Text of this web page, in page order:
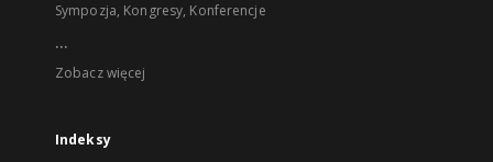
Sympozja, Kongresy, Konferencje
...
Zobacz więcej
Indeksy